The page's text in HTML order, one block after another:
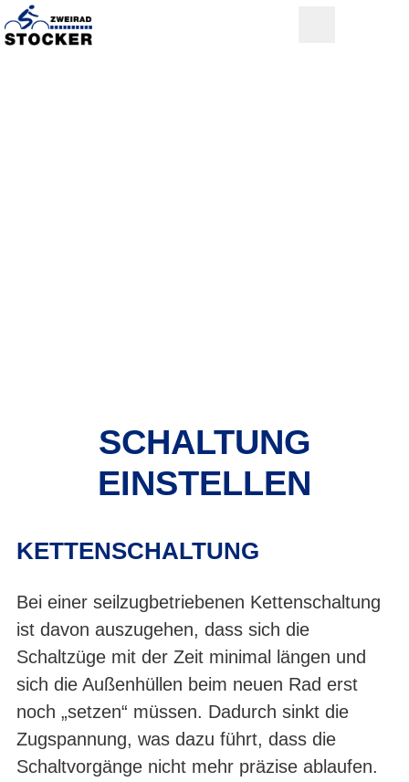
SCHALTUNG
EINSTELLEN
KETTENSCHALTUNG
Bei einer seilzugbetriebenen Kettenschaltung
ist davon auszugehen, dass sich die
Schaltzüge mit der Zeit minimal längen und
sich die Außenhüllen beim neuen Rad erst
noch „setzen“ müssen. Dadurch sinkt die
Zugspannung, was dazu führt, dass die
Schaltvorgänge nicht mehr präzise ablaufen.